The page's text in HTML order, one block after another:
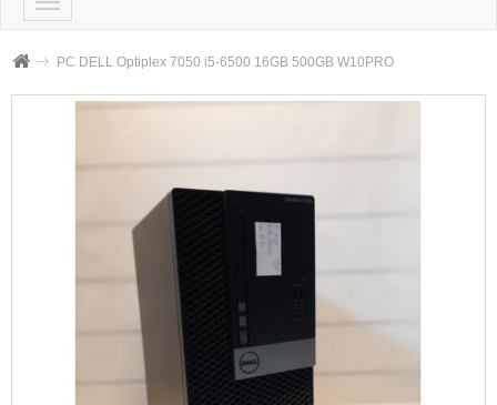
Przełącz
nawigacji
PC DELL Optiplex 7050 i5-6500 16GB 500GB W10PRO